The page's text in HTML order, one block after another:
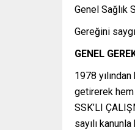
Genel Sağlık
Gereğini
GENEL
1978
getirerek hem
SSK’LI
sayılı